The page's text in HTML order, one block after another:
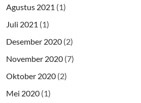
Agustus 2021 (1)
Juli 2021 (1)
Desember 2020 (2)
November 2020 (7)
Oktober 2020 (2)
Mei 2020 (1)